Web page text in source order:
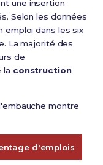
une insertion
Selon les données
dans les six
La majorité des
de
la construction
montre
d'emplois